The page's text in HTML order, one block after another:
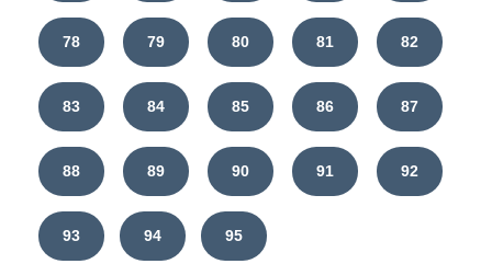
78 79 80 81 82
83 84 85 86 87
88 89 90 91 92
93 94 95